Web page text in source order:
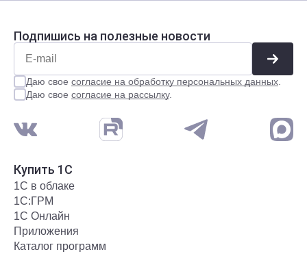
Подпишись на полезные новости
Даю свое согласие на обработку персональных данных
Даю свое согласие на рассылку.
Купить 1С
1С в облаке
1С:ГРМ
1С Онлайн
Приложения
Каталог программ